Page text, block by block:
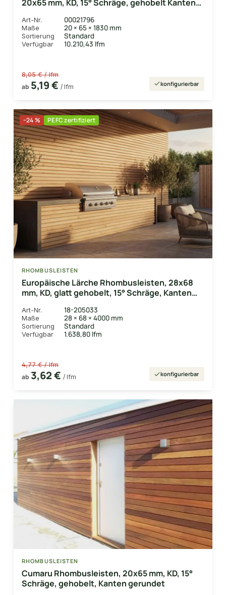
20x65 mm, KD, 15° Schräge, gehobelt Kanten
Art-Nr. 00021796
Maße 20 × 65 × 1830 mm
Sortierung Standard
Verfügbar 10.210,43 lfm
8,05 € / lfm
ab 5,19 € / lfm konfigurierbar
−24 % PEFC zertifiziert
RHOMBUSLEISTEN
Europäische Lärche Rhombusleisten, 28x68
mm, KD, glatt gehobelt, 15° Schräge, Kanten
Art-Nr. 18-205033
Maße 28 × 68 × 4000 mm
Sortierung Standard
Verfügbar 1.638,80 lfm
4,77 € / lfm
ab 3,62 € / lfm konfigurierbar
RHOMBUSLEISTEN
Cumaru Rhombusleisten, 20x65 mm, KD, 15°
Schräge, gehobelt, Kanten gerundet